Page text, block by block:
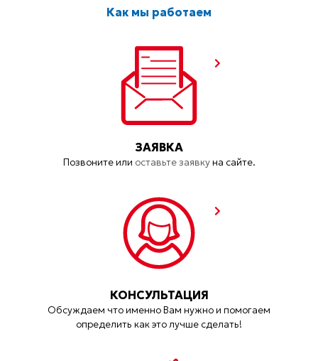
Как мы работаем
ЗАЯВКА
Позвоните или оставьте заявкуна сайте.
КОНСУЛЬТАЦИЯ
Обсуждаем что именно Вам нужно и помогаем
определить как это лучше сделать!